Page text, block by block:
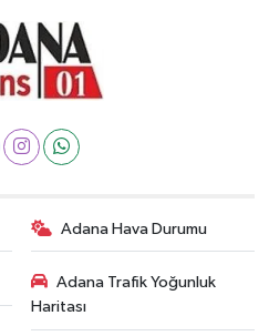
Adana Hava Durumu
Adana Trafik Yoğunluk
Haritası